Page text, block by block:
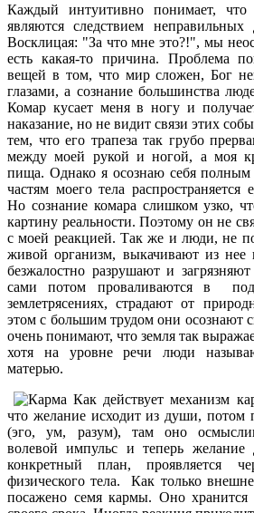
Каждый интуитивно понимает,
являются следствием
Восклицая: "За что мне это?!", мы
есть какая-то причина. Проблема
вещей в том, что мир сложен, Бог
глазами, а сознание большинства
Комар кусает меня в ногу и
наказание, но не видит связи этих
тем, что его трапеза так грубо
между моей рукой и ногой, а моя
пища. Однако я осознаю себя
частям моего тела
Но сознание комара слишком узко,
картину реальности. Поэтому он не
с моей реакцией. Так же и люди, не
живой организм, выкачивают из нее
безжалостно разрушают и
сами потом проваливаются в
землетрясениях, страдают от
этом с большим трудом они осознают
очень понимают, что земля так
хотя на уровне речи люди
матерью.
Как действует механизм
что желание исходит из души, потом
(эго, ум, разум), там оно
волевой импульс и теперь
конкретный план, проявляется
физического тела. Как только
посажено семя кармы. Оно